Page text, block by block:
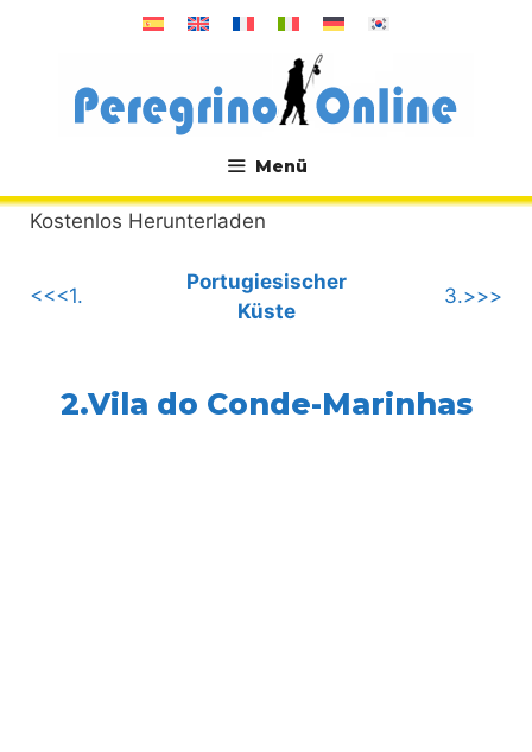
Menü
. Kostenlos Herunterladen
<<<1.
Portugiesischer
Küste
3.>>>
2.Vila do Conde-Marinhas